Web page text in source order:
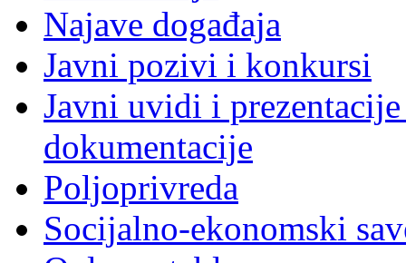
Najave događaja
Javni pozivi i konkursi
Javni uvidi i
dokumentacije
Poljoprivreda
Socijalno-ekonomski